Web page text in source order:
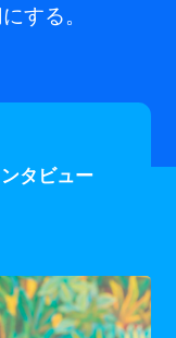
する。
タビュー